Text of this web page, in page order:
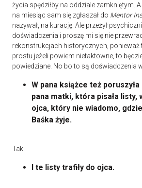
życia spędziłby na oddziale zamkniętym.
na miesiąc sam się zgłaszał do Mentor
nazywał, na kurację. Ale przeżył
doświadczenia i proszę mi się nie
rekonstrukcjach historycznych, ponieważ
prostu jeżeli powiem nietaktowne, to
powiedziane. No bo to są doświadczenia
W pana książce też
pana matki, która pisała listy,
ojca, który nie wiadomo, gdzie
Baśka żyje.
Tak.
I te listy trafiły do ojca.